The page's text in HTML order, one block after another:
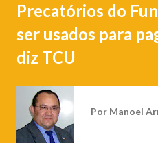
Precatórios do
ser usados para
diz TCU
Por Manoel